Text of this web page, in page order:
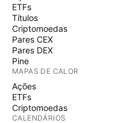
ETFs
Títulos
Criptomoedas
Pares CEX
Pares DEX
Pine
MAPAS DE CALOR
Ações
ETFs
Criptomoedas
CALENDÁRIOS